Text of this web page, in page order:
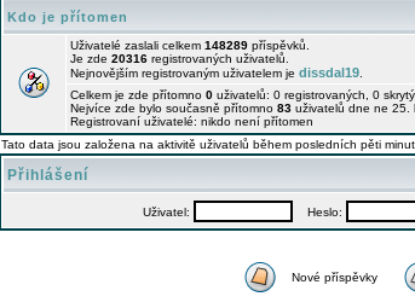
Kdo je přítomen
Uživatelé zaslali celkem 148289 příspěvků.
Je zde 20316 registrovaných uživatelů.
Nejnovějším registrovaným uživatelem je dissdal19
Celkem je zde přítomno 0 uživatelů: 0 registrovaných, 0
Nejvíce zde bylo současně přítomno 83 uživatelů dne ne 25.
Registrovaní uživatelé: nikdo není přítomen
Tato data jsou založena na aktivitě uživatelů během posledních pěti minut
Přihlášení
Uživatel: Heslo:
Nové příspěvky